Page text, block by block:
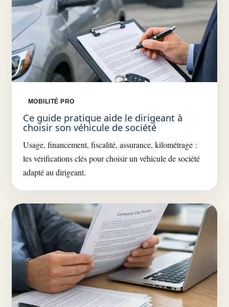
MOBILITÉ PRO
Ce guide pratique aide le dirigeant à
choisir son véhicule de société
Usage, financement, fiscalité, assurance, kilométrage :
les vérifications clés pour choisir un véhicule de société
adapté au dirigeant.